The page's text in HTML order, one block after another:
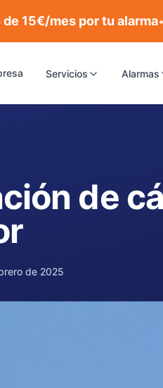
de 15€/mes por tu alarma•
Servicios Alarmas
de
de 2025